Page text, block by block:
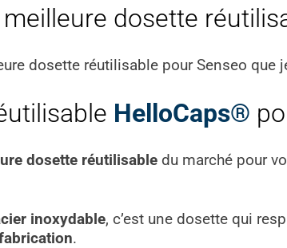
dosette
dosette réutilisable pour Senseo que
HelloCaps®
dosette réutilisable du marché pour
inoxydable, c’est une dosette qui
.